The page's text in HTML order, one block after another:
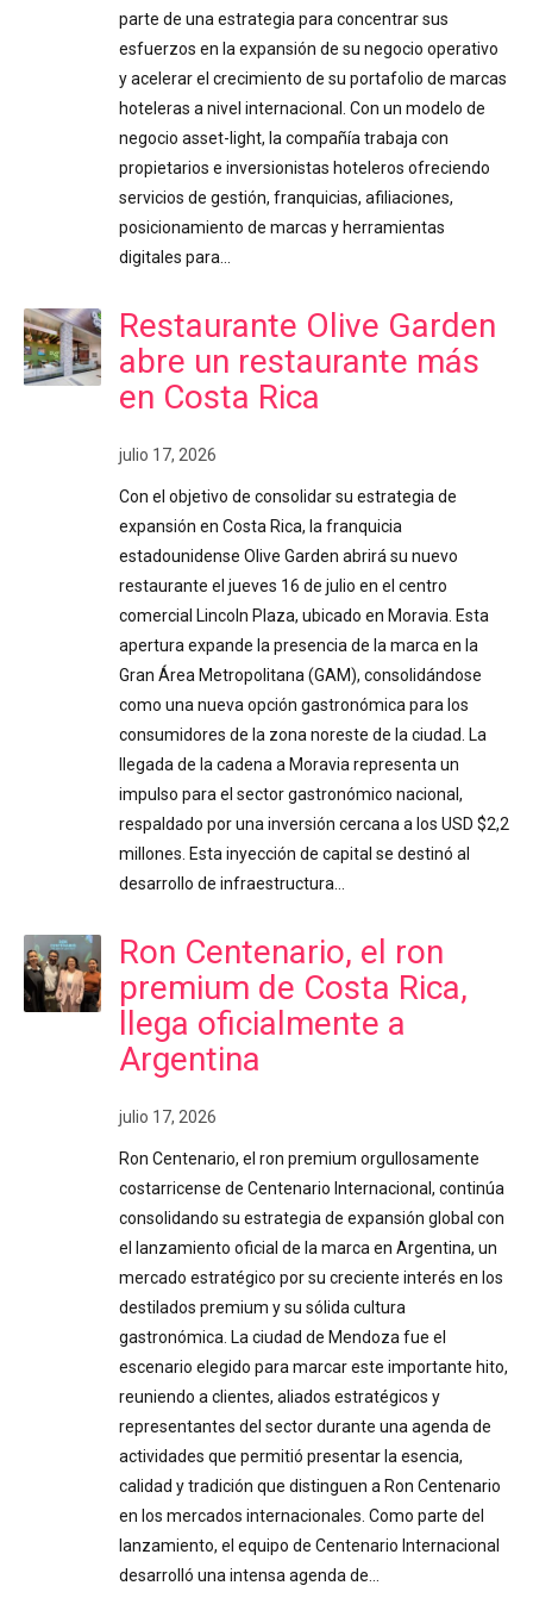
parte de una estrategia para concentrar sus
esfuerzos en la expansión de su negocio operativo
y acelerar el crecimiento de su portafolio de marcas
hoteleras a nivel internacional. Con un modelo de
negocio asset-light, la compañía trabaja con
propietarios e inversionistas hoteleros ofreciendo
servicios de gestión, franquicias, afiliaciones,
posicionamiento de marcas y herramientas
digitales para…
Restaurante Olive Garden
abre un restaurante más
en Costa Rica
julio 17, 2026
Con el objetivo de consolidar su estrategia de
expansión en Costa Rica, la franquicia
estadounidense Olive Garden abrirá su nuevo
restaurante el jueves 16 de julio en el centro
comercial Lincoln Plaza, ubicado en Moravia. Esta
apertura expande la presencia de la marca en la
Gran Área Metropolitana (GAM), consolidándose
como una nueva opción gastronómica para los
consumidores de la zona noreste de la ciudad. La
llegada de la cadena a Moravia representa un
impulso para el sector gastronómico nacional,
respaldado por una inversión cercana a los USD $2,2
millones. Esta inyección de capital se destinó al
desarrollo de infraestructura…
Ron Centenario, el ron
premium de Costa Rica,
llega oficialmente a
Argentina
julio 17, 2026
Ron Centenario, el ron premium orgullosamente
costarricense de Centenario Internacional, continúa
consolidando su estrategia de expansión global con
el lanzamiento oficial de la marca en Argentina, un
mercado estratégico por su creciente interés en los
destilados premium y su sólida cultura
gastronómica. La ciudad de Mendoza fue el
escenario elegido para marcar este importante hito,
reuniendo a clientes, aliados estratégicos y
representantes del sector durante una agenda de
actividades que permitió presentar la esencia,
calidad y tradición que distinguen a Ron Centenario
en los mercados internacionales. Como parte del
lanzamiento, el equipo de Centenario Internacional
desarrolló una intensa agenda de…